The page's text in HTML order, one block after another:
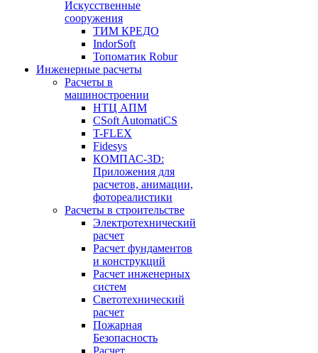
Искусственные
сооружения
ТИМ КРЕДО
IndorSoft
Топоматик Robur
Инженерные расчеты
Расчеты в
машиностроении
НТЦ АПМ
CSoft AutomatiCS
T-FLEX
Fidesys
КОМПАС-3D:
Приложения для
расчетов, анимации,
фотореалистики
Расчеты в строительстве
Электротехнический
расчет
Расчет фундаментов
и конструкций
Расчет инженерных
систем
Светотехнический
расчет
Пожарная
Безопасность
Расчет